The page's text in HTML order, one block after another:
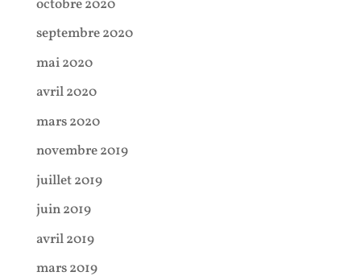
octobre 2020
septembre 2020
mai 2020
avril 2020
mars 2020
novembre 2019
juillet 2019
juin 2019
avril 2019
mars 2019